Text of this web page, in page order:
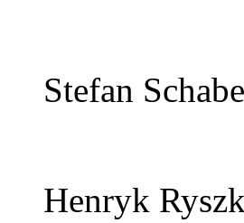
Stefan
Henryk